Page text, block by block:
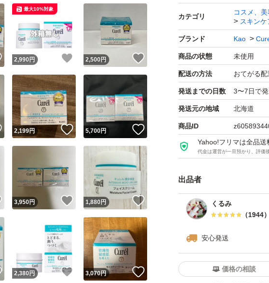
カテゴリ
コスメ、
スキン
ブランド Kao
商品の状態 未使用
配送の方法 おてがる配
発送までの日数 3〜7日で
発送元の地域 北海道
商品ID
Yahoo!フリマは全品送
代金は運営が一旦預かり、評価
出品者
くるみ
（1944）
安心発送
価格の相談
いいね！
2,990 円 いいね！
最大10%対象
2,500円
いいね！
2,199円 いいね！
5,700円
いいね！
3,950円 いいね！
1,880円
いいね！
2,380円 いいね！
3,070円